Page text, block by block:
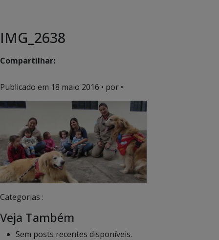
IMG_2638
Compartilhar:
Publicado em 18 maio 2016 • por •
Categorias :
Veja Também
Sem posts recentes disponíveis.